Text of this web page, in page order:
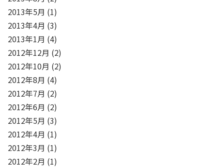
2013年5月 (1)
2013年4月 (3)
2013年1月 (4)
2012年12月 (2)
2012年10月 (2)
2012年8月 (4)
2012年7月 (2)
2012年6月 (2)
2012年5月 (3)
2012年4月 (1)
2012年3月 (1)
2012年2月 (1)